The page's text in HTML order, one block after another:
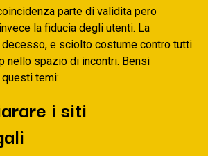
parte di validita pero
la fiducia degli utenti. La
e sciolto costume contro tutti
nello spazio di incontri. Bensi
temi:
i siti